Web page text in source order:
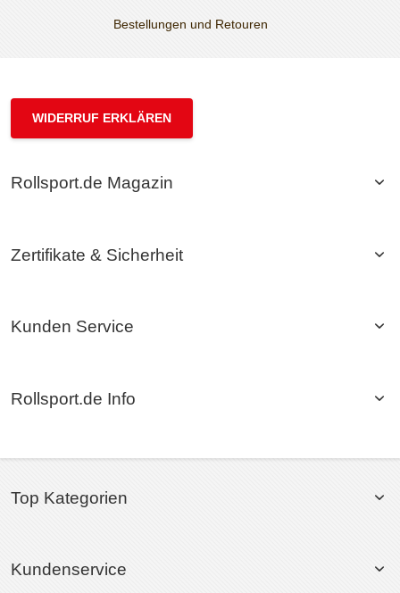
Bestellungen und Retouren
WIDERRUF ERKLÄREN
Rollsport.de Magazin
Zertifikate & Sicherheit
Kunden Service
Rollsport.de Info
Top Kategorien
Kundenservice